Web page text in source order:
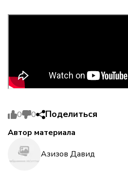
0 0 Поделиться
Автор материала
Азизов Давид